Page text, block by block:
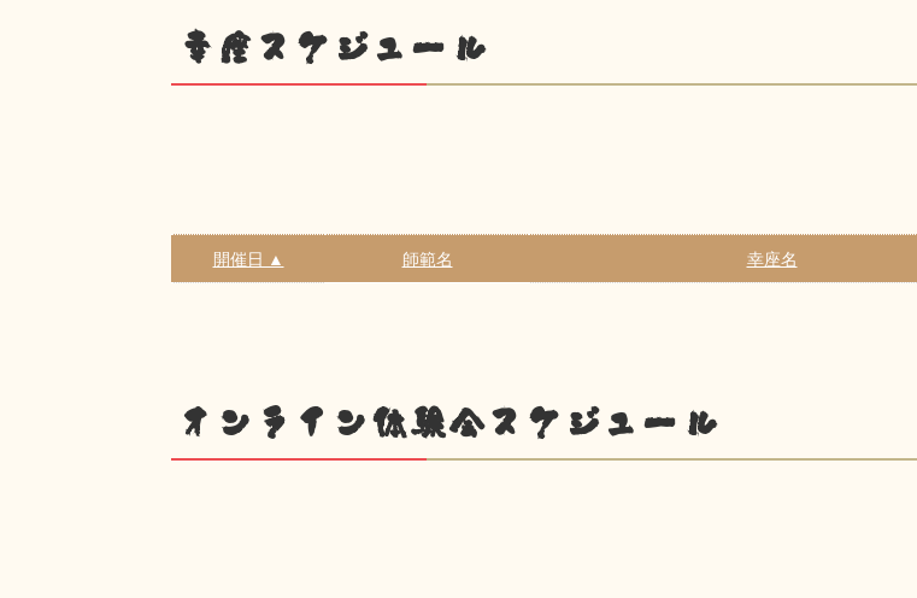
幸座スケジュール
開催日 ▲ 師範名 幸座名
オンライン体験会スケジュール